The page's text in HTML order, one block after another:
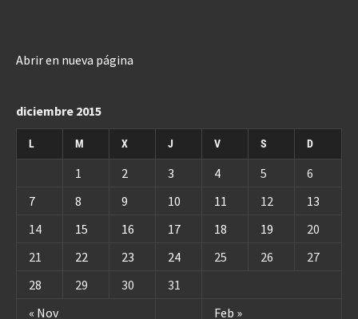
Abrir en nueva página
diciembre 2015
L M X J V S D
« Nov Feb »
1 2 3 4 5
6
7
8 9 10 11 12
13
14
15 16 17 18 19
20
21
22 23 24 25 26
27
28
29 30 31